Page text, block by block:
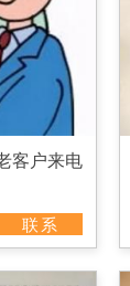
客户来电
联系